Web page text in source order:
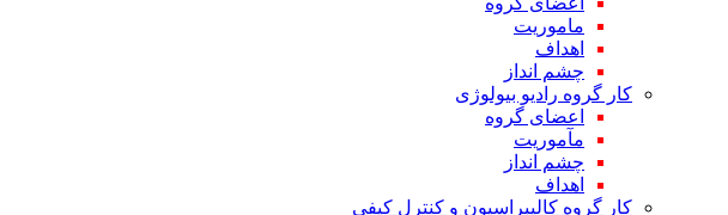
ماموریت
اهداف
چشم انداز
کار گروه رادیو بیولوژی
اعضای گروه
مآموریت
چشم انداز
اهداف
کار گروه کالیبراسیون و کنترل کیفی